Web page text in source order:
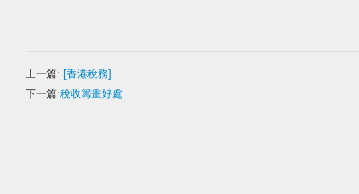
上一篇: [香港稅務]
下一篇:稅收籌畫好處